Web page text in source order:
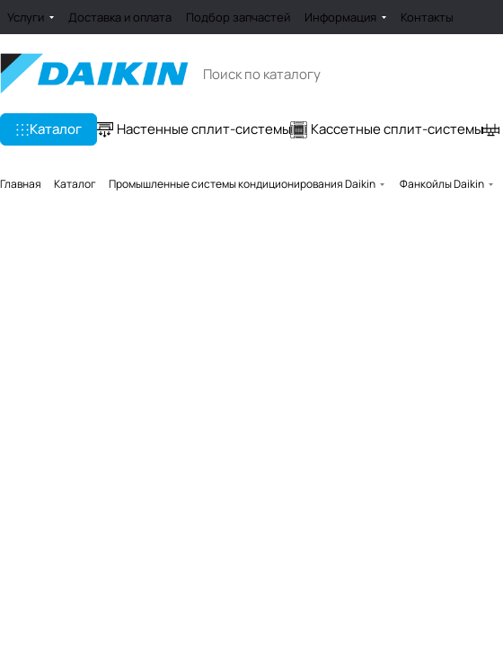
Услуги Доставка и оплата Подбор запчастей Информация Контакты
Каталог Настенные сплит-системы Кассетные сплит-системы
Главная Каталог Промышленные системы кондиционирования Daikin Фанкойлы Daikin